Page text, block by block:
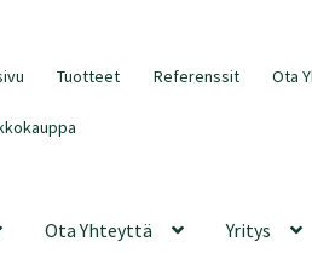
Tuotteet Referenssit Ota
Ota Yhteyttä Yritys